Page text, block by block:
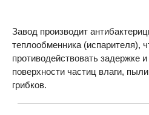
Завод производит
теплообменника (испарителя),
противодействовать задержке
поверхности частиц влаги,
грибков.